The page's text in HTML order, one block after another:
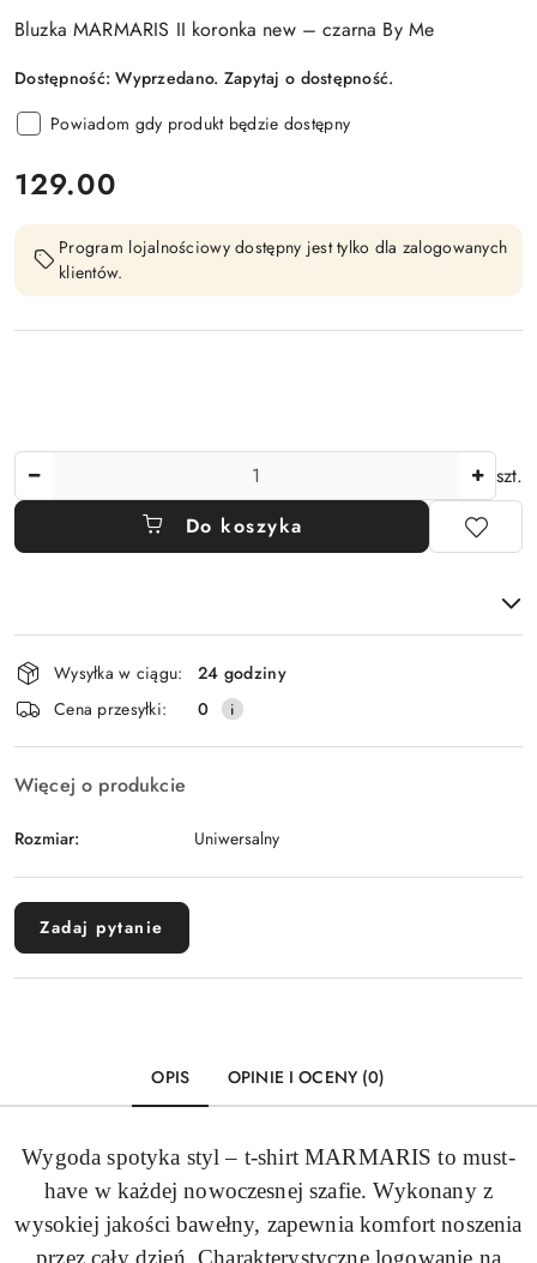
Bluzka MARMARIS II koronka new – czarna By Me
Dostępność:Wyprzedano. Zapytaj o dostępność.
Powiadom gdy produkt będzie dostępny
cena:
129.00
Program lojalnościowy dostępny jest tylko dla zalogowanych
klientów.
szt.
Do koszyka
Dostępność
i
dostawa
Wysyłka w ciągu:
24 godziny
Cena przesyłki:
0
Więcej o produkcie
Rozmiar: Uniwersalny
Zadaj pytanie
OPIS OPINIE I OCENY (0)
Wygoda spotyka styl – t-shirt MARMARIS to must-
have w każdej nowoczesnej szafie. Wykonany z
wysokiej jakości bawełny, zapewnia komfort noszenia
przez cały dzień. Charakterystyczne logowanie na